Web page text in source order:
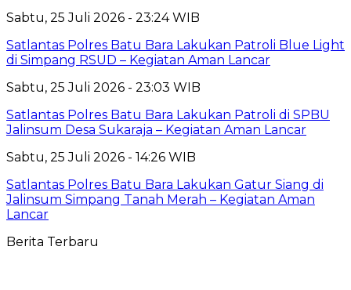
Sabtu, 25 Juli 2026 - 23:24 WIB
Satlantas Polres Batu Bara Lakukan Patroli Blue Light
di Simpang RSUD – Kegiatan Aman Lancar
Sabtu, 25 Juli 2026 - 23:03 WIB
Satlantas Polres Batu Bara Lakukan Patroli di SPBU
Jalinsum Desa Sukaraja – Kegiatan Aman Lancar
Sabtu, 25 Juli 2026 - 14:26 WIB
Satlantas Polres Batu Bara Lakukan Gatur Siang di
Jalinsum Simpang Tanah Merah – Kegiatan Aman
Lancar
Berita Terbaru